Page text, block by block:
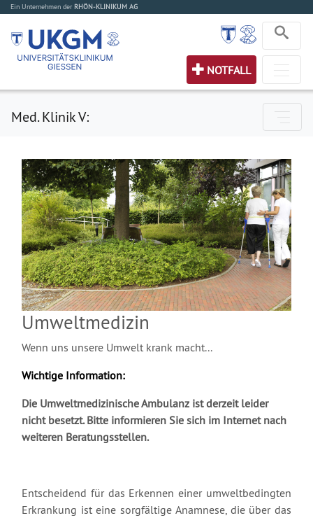
Ein Unternehmen der RHÖN-KLINIKUM AG
NOTFALL
Med. Klinik V:
Umweltmedizin
Wenn uns unsere Umwelt krank macht...
Wichtige Information:
Die Umweltmedizinische Ambulanz ist derzeit leider
nicht besetzt. Bitte informieren Sie sich im Internet nach
weiteren Beratungsstellen.
Entscheidend für das Erkennen einer umweltbedingten
Erkrankung ist eine sorgfältige Anamnese, die über das